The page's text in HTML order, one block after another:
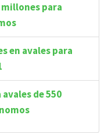
para
en avales para
de 550